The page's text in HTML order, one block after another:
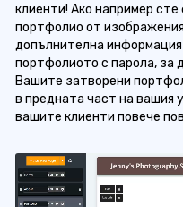
клиенти! Ако например
портфолио от
допълнителна
портфолиото с парола, за
Вашите затворени
в предната част на вашия
вашите клиенти повече